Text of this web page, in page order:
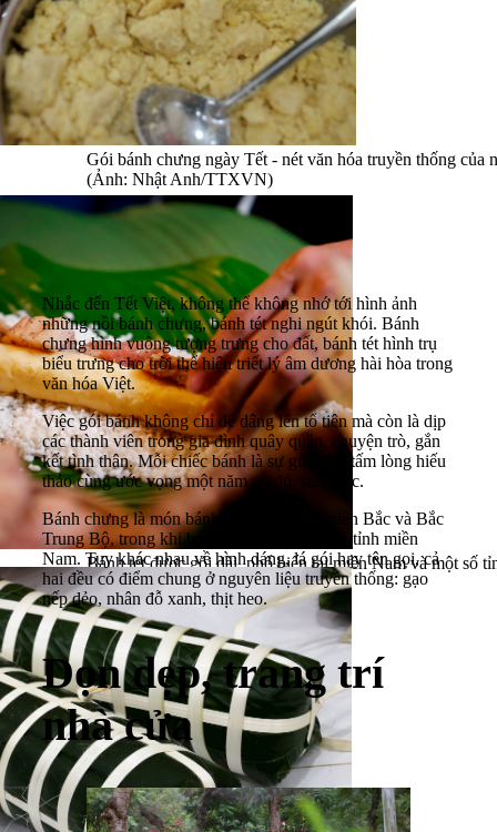
Gói bánh chưng ngày Tết - nét văn hóa truyền thống của
(Ảnh: Nhật Anh/TTXVN)
Bánh tét được gói dài, phổ biến tại miền Nam và một số
Minh Quyết/TTXVN)
Nhắc đến Tết Việt, không thể không nhớ tới hình ảnh
những nồi bánh chưng, bánh tét nghi ngút khói. Bánh
chưng hình vuông tượng trưng cho đất, bánh tét hình trụ
biểu trưng cho trời thể hiện triết lý âm dương hài hòa trong
văn hóa Việt.
Việc gói bánh không chỉ để dâng lên tổ tiên mà còn là dịp
các thành viên trong gia đình quây quần, chuyện trò, gắn
kết tình thân. Mỗi chiếc bánh là sự gửi gắm tấm lòng hiếu
thảo cùng ước vọng một năm no đủ, sung túc.
Bánh chưng là món bánh đặc trưng của miền Bắc và Bắc
Trung Bộ, trong khi bánh tét phổ biến ở các tỉnh miền
Nam. Tuy khác nhau về hình dáng, lá gói hay tên gọi, cả
hai đều có điểm chung ở nguyên liệu truyền thống: gạo
nếp dẻo, nhân đỗ xanh, thịt heo.
Dọn dẹp, trang trí
nhà cửa